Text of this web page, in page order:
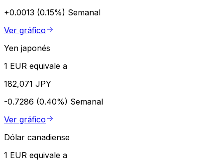
+0.0013 (0.15%) Semanal
Ver gráfico
Yen japonés
1 EUR equivale a
182,071 JPY
-0.7286 (0.40%) Semanal
Ver gráfico
Dólar canadiense
1 EUR equivale a